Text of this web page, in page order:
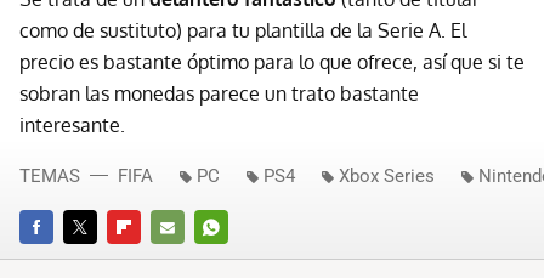
como de sustituto) para tu plantilla de la Serie A. El
precio es bastante óptimo para lo que ofrece, así que si te
sobran las monedas parece un trato bastante
interesante.
FACEBOOKTWITTERFLIPBOARD
E-
WHATSAPP
TEMAS FIFA PC PS4 Xbox Series